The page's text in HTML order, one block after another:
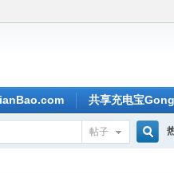
共享充电宝
帖子